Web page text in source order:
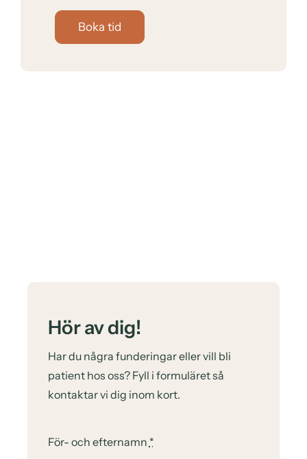
Boka tid
Hör av dig!
Har du några funderingar eller vill bli
patient hos oss? Fyll i formuläret så
kontaktar vi dig inom kort.
För- och efternamn *